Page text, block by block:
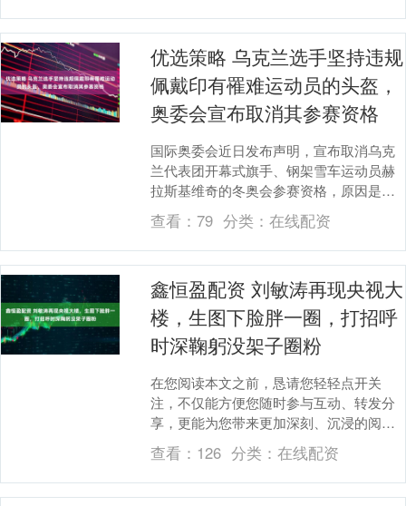
优选策略 乌克兰选手坚持违规
佩戴印有罹难运动员的头盔，
奥委会宣布取消其参赛资格
国际奥委会近日发布声明，宣布取消乌克
兰代表团开幕式旗手、钢架雪车运动员赫
拉斯基维奇的冬奥会参赛资格，原因是他
拒绝遵守《国际奥委会运动员表达指
南》。 参加本次冬奥....
查看：79 分类： 在线配资
鑫恒盈配资 刘敏涛再现央视大
楼，生图下脸胖一圈，打招呼
时深鞠躬没架子圈粉
在您阅读本文之前，恳请您轻轻点开关
注，不仅能方便您随时参与互动、转发分
享，更能为您带来更加深刻、沉浸的阅读
体验。内容创作凝聚了无数心血，您的每
一份支持，都是我们....
查看： 126 分类： 在线配资